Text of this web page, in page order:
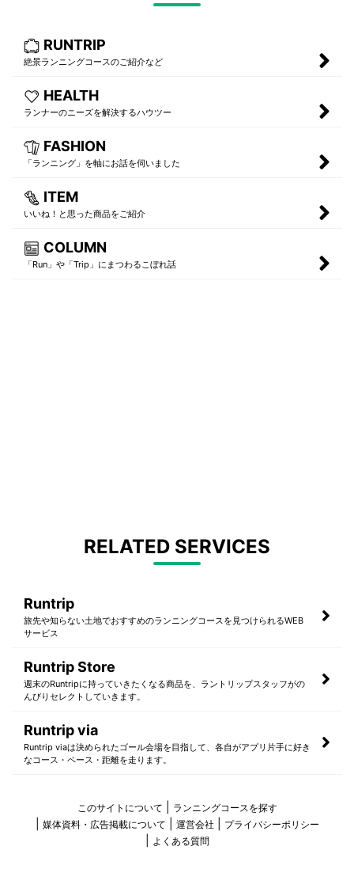
RUNTRIP
絶景ランニングコースのご紹介など
HEALTH
ランナーのニーズを解決するハウツー
FASHION
「ランニング」を軸にお話を伺いました
ITEM
いいね！と思った商品をご紹介
COLUMN
「Run」や「Trip」にまつわるこぼれ話
RELATED SERVICES
Runtrip
旅先や知らない土地でおすすめのランニングコースを見つけられるWEB
サービス
Runtrip Store
週末のRuntripに持っていきたくなる商品を、ラントリップスタッフがの
んびりセレクトしていきます。
Runtrip via
Runtrip viaは決められたゴール会場を目指して、各自がアプリ片手に好き
なコース・ペース・距離を走ります。
このサイトについて
ランニングコースを探す
媒体資料・広告掲載について
運営会社
プライバシーポリシー
よくある質問